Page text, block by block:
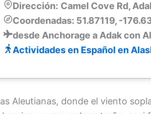
Dirección: Camel Cove Rd,
Coordenadas: 51.87119, -
desde Anchorage a Adak con
Actividades en Español en
Aleutianas, donde el viento